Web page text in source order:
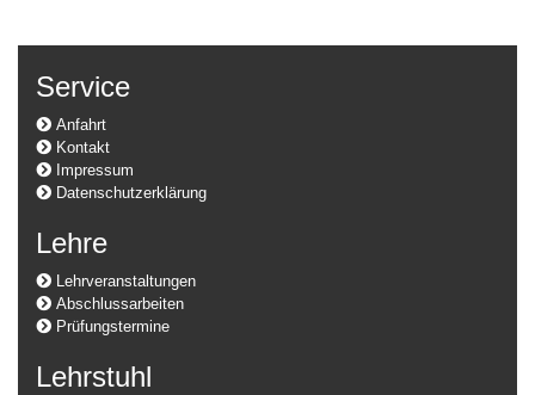
Service
Anfahrt
Kontakt
Impressum
Datenschutzerklärung
Lehre
Lehrveranstaltungen
Abschlussarbeiten
Prüfungstermine
Lehrstuhl